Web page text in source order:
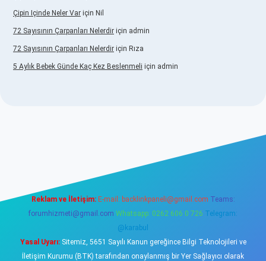
Çipin Içinde Neler Var için Nil
72 Sayısının Çarpanları Nelerdir için admin
72 Sayısının Çarpanları Nelerdir için Rıza
5 Aylık Bebek Günde Kaç Kez Beslenmeli için admin
Reklam ve İletişim: E-mail: backlinkpaneli@gmail.com Teams:
forumhizmeti@gmail.com Whatsapp: 0262 606 0 726 Telegram:
@karabul
Yasal Uyarı:Sitemiz, 5651 Sayılı Kanun gereğince Bilgi Teknolojileri ve
İletişim Kurumu (BTK) tarafından onaylanmış bir Yer Sağlayıcı olarak